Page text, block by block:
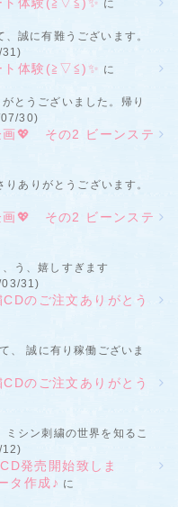
に
誠に有難うございます。
31)
ト体験(≧▽≦)✨ に
とうございました。帰り
07/30)
画💖 その2 ビーンステ
ありがとうございます。
画💖 その2 ビーンステ
う、嬉しすぎます
31)
のご注文ありがとう
、 誠に有り稼働ございま
のご注文ありがとう
シン刺繍の世界を知るこ
12)
発売開始致しま
タ作成♪ に